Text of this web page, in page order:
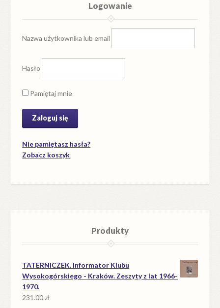
Logowanie
Nazwa użytkownika lub email
Hasło
Pamiętaj mnie
Nie pamiętasz hasła?
Zobacz koszyk
Produkty
TATERNICZEK. Informator Klubu
Wysokogórskiego - Kraków. Zeszyty z lat 1966-
1970.
231.00zł